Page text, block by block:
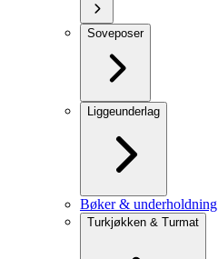
Soveposer
Liggeunderlag
Bøker & underholdning
Turkjøkken & Turmat